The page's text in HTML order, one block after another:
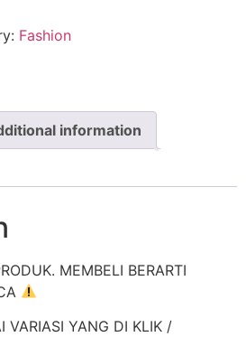
Fashion
information
MEMBELI BERARTI
VARIASI YANG DI KLIK /